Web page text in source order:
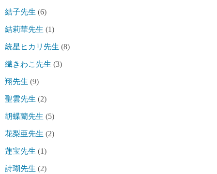
結子先生 (6)
結莉華先生 (1)
統星ヒカリ先生 (8)
繊きわこ先生 (3)
翔先生 (9)
聖雲先生 (2)
胡蝶蘭先生 (5)
花梨亜先生 (2)
蓮宝先生 (1)
詩瑚先生 (2)